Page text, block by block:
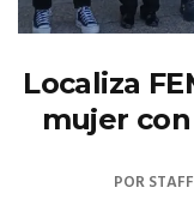
Localiza
mujer
PORSTAFF